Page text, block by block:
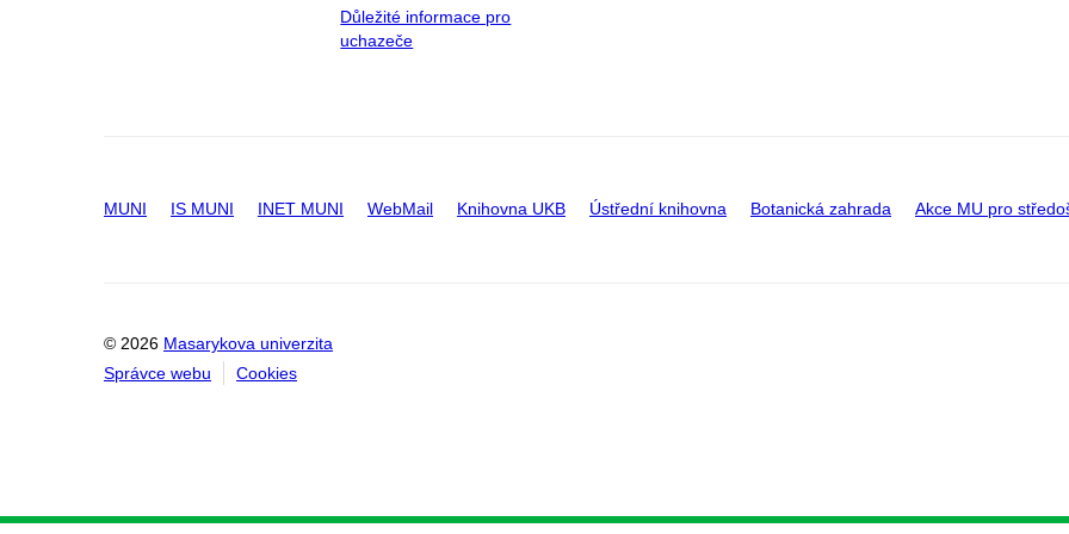
Důležité informace pro
uchazeče
MUNI IS MUNI INET MUNI WebMail Knihovna UKB Ústřední knihovna Botanická zahrada Akce MU pro
© 2026 Masarykova univerzita
Správce webu
Cookies